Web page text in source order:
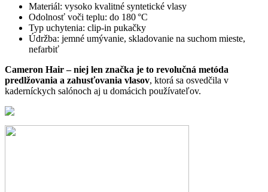
Materiál: vysoko kvalitné syntetické vlasy
Odolnosť voči teplu: do 180 °C
Typ uchytenia: clip-in pukačky
Údržba: jemné umývanie, skladovanie na suchom mieste,
nefarbiť
Cameron Hair – niej len značka je to revolučná metóda
predlžovania a zahusťovania vlasov, ktorá sa osvedčila v
kaderníckych salónoch aj u domácich používateľov.